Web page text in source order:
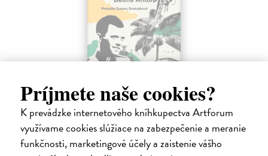
Príjmete naše cookies?
K prevádzke internetového kníhkupectva Artforum
využívame cookies slúžiace na zabezpečenie a meranie
funkčnosti, marketingové účely a zaistenie vášho
Tropické Bavorsko
Betina Anton| Kniha
Po nacistickom lekárovi Josefovi Mengelem sa po skončení druhej
svetovej vojny zľahla zem. Jeho domovom sa stal štát Sao Paulo, kde
sa obklopil po nemecky hovoriacimi európskymi imigrantmi, ktorí mu